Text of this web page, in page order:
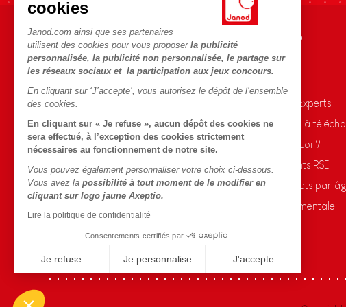
cookies
Janod.com ainsi que ses partenaires
utilisent des cookies pour vous proposer la publicité
personnalisée, la publicité non personnalisée, le partage sur
les réseaux sociaux et la participation aux jeux concours.
En cliquant sur ‘J’accepte’, vous autorisez le dépôt de l’ensemble
des cookies.
En cliquant sur « Je refuse », aucun dépôt des cookies ne
sera effectué, à l’exception des cookies strictement
nécessaires au fonctionnement de notre site.
Vous pouvez également personnaliser votre choix ci-dessous.
Vous avez la possibilité à tout moment de le modifier en
cliquant sur logo jaune Axeptio.
Lire la politique de confidentialité
Consentements certifiés par
Je refuse Je personnalise J'accepte
Axeptio consent
Plateforme de Gestion du Consentement : Personnalisez vos Options
Notre plateforme vous permet d'adapter et de gérer vos
AIDE ET INFORMATIONS
CGV
Contact
Points de vente
Rappel Produits
Conditions des offres
Données personnelles
L'UNIVERS JANOD
L'histoire
Blog Conseils d'Experts
Activités enfants à
Le FSC®, c'est quoi ?
Nos engagements RSE
Sélection de jouets par
Fiche environnementale